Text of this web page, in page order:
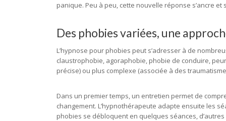
panique. Peu à peu, cette nouvelle réponse s’ancre
Des phobies variées, une
L’hypnose pour phobies peut s’adresser à de
claustrophobie, agoraphobie, phobie de conduire,
précise) ou plus complexe (associée à des
Dans un premier temps, un entretien permet de
changement. L’hypnothérapeute adapte ensuite les
phobies se débloquent en quelques séances,